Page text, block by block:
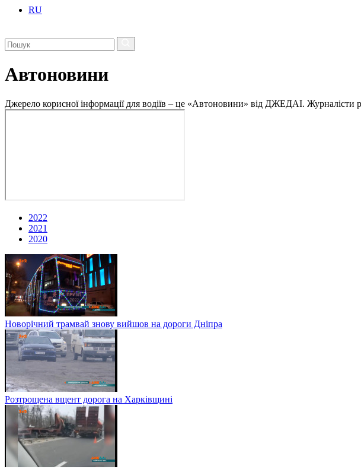
RU
Автоновини
Джерело корисної інформації для водіїв – це «Автоновини» від ДЖЕДАІ.
2022
2021
2020
Новорічний трамвай знову вийшов на дороги Дніпра
Розтрощена вщент дорога на Харківщині